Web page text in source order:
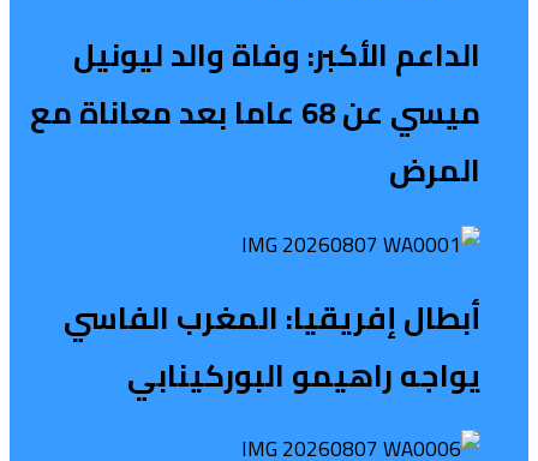
الداعم الأكبر: وفاة والد ليونيل
ميسي عن 68 عاما بعد معاناة مع
المرض
أبطال إفريقيا: المغرب الفاسي
يواجه راهيمو البوركينابي